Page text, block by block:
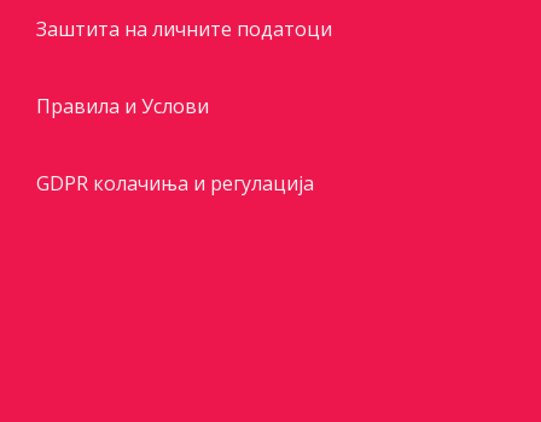
Заштита на личните податоци
Правила и Услови
GDPR колачиња и регулација